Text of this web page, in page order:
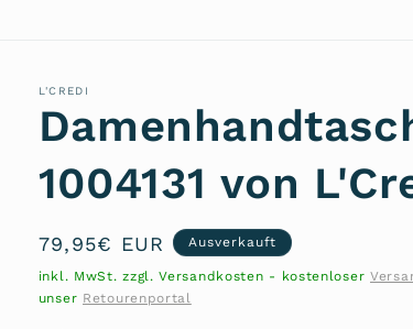
L'CREDI
1004131 von
Normaler
Preis
79,95€ EUR Ausverkauft
inkl. MwSt. zzgl. Versandkosten - kostenloser
unser Retourenportal